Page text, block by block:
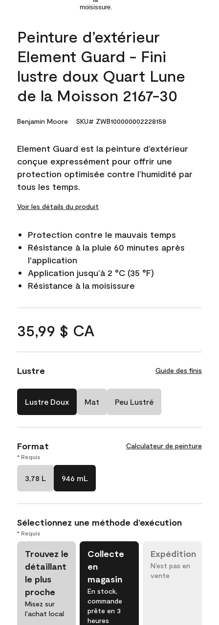
Peinture d’extérieur
Element Guard - Fini
lustre doux Quart Lune
de la Moisson 2167-30
Benjamin Moore SKU# ZWB100000002228158
Element Guard est la peinture d’extérieur
conçue expressément pour offrir une
protection optimisée contre l’humidité par
tous les temps.
Voir les détails du produit
Protection contre le mauvais temps
Résistance à la pluie 60 minutes après
l'application
Application jusqu’à 2 °C (35 °F)
Résistance à la moisissure
35,99 $ CA
Lustre Guide des finis
Lustre Doux Mat Peu Lustré
Format Calculateur de peinture
* Requis
3,78 L 946 mL
Sélectionnez une méthode d’exécution
* Requis
Trouvez le
détaillant
le plus
proche
Misez sur
l’achat local
Collecte
en
magasin
En stock,
commande
prête en 3
heures
Expédition
N’est pas en
vente